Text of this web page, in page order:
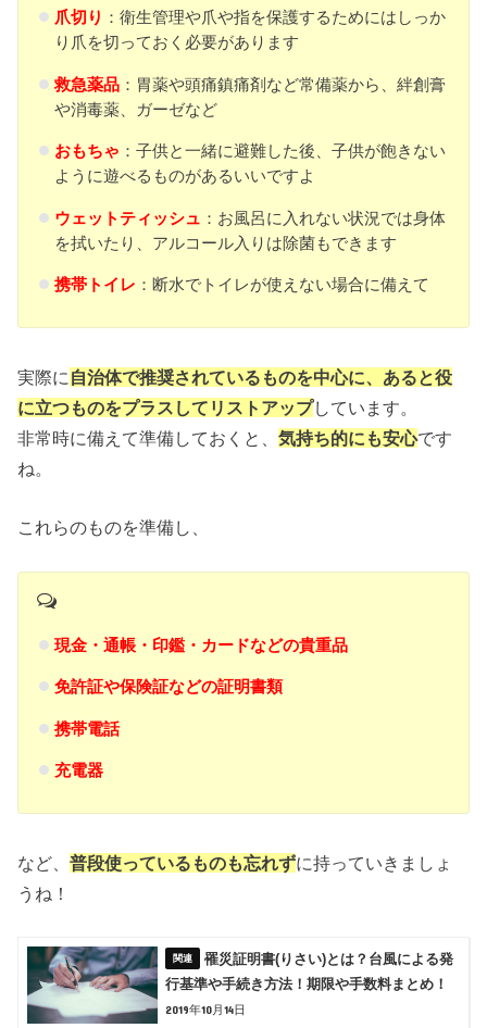
爪切り ：衛生管理や爪や指を保護するためにはしっか
り爪を切っておく必要があります
救急薬品：胃薬や頭痛鎮痛剤など常備薬から、絆創膏
や消毒薬、ガーゼなど
おもちゃ ：子供と一緒に避難した後、子供が飽きない
ように遊べるものがあるいいですよ
ウェットティッシュ ：お風呂に入れない状況では身体
を拭いたり、アルコール入りは除菌もできます
携帯トイレ ：断水でトイレが使えない場合に備えて
実際に 自治体で推奨されているものを中心に、あると役
に立つものをプラスしてリストアップしています。
非常時に備えて準備しておくと、気持ち的にも安心です
ね。
これらのものを準備し、
現金・通帳・印鑑・カードなどの貴重品
免許証や保険証などの証明書類
携帯電話
充電器
など、普段使っているものも忘れずに持っていきましょ
うね！
罹災証明書(りさい)とは？台風による発
行基準や手続き方法！期限や手数料まとめ！
2019年10月14日